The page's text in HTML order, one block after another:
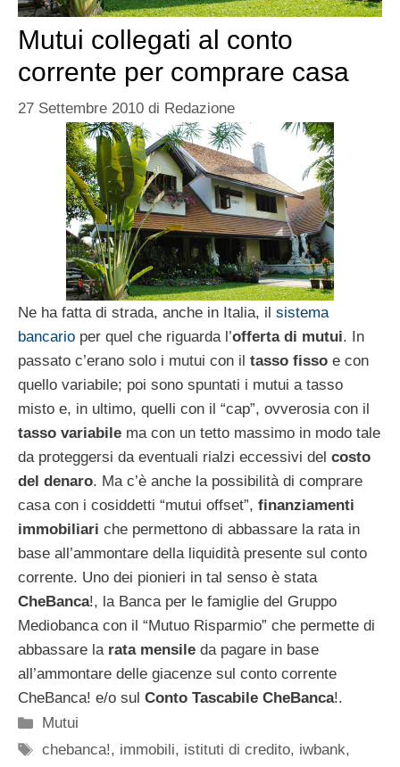
Mutui collegati al conto
corrente per comprare casa
27 Settembre 2010 di Redazione
Ne ha fatta di strada, anche in Italia, il sistema
bancario per quel che riguarda l’offerta di mutui. In
passato c’erano solo i mutui con il tasso fisso e con
quello variabile; poi sono spuntati i mutui a tasso
misto e, in ultimo, quelli con il “cap”, ovverosia con il
tasso variabile ma con un tetto massimo in modo tale
da proteggersi da eventuali rialzi eccessivi del costo
del denaro. Ma c’è anche la possibilità di comprare
casa con i cosiddetti “mutui offset”, finanziamenti
immobiliari che permettono di abbassare la rata in
base all’ammontare della liquidità presente sul conto
corrente. Uno dei pionieri in tal senso è stata
CheBanca!, la Banca per le famiglie del Gruppo
Mediobanca con il “Mutuo Risparmio” che permette di
abbassare la rata mensile da pagare in base
all’ammontare delle giacenze sul conto corrente
CheBanca! e/o sul Conto Tascabile CheBanca!.
Categorie
Mutui
Tag
chebanca!, immobili, istituti di credito, iwbank,